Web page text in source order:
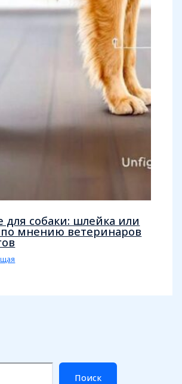
для собаки: шлейка или
мнению ветеринаров
Поиск